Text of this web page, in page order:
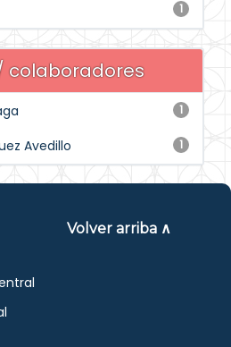
1
colaboradores
1
1
Avedillo
Volver arriba ∧